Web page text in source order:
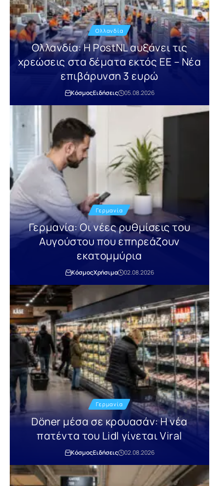
Ολλανδία
Ολλανδία: Η PostNL αυξάνει τις
χρεώσεις στα δέματα εκτός ΕΕ – Νέα
επιβάρυνση 3 ευρώ
ΚόσμοςΕιδήσεις 05.08.2026
Γερμανία
Γερμανία: Οι νέες ρυθμίσεις του
Αυγούστου που επηρεάζουν
εκατομμύρια
ΚόσμοςΧρήσιμα 02.08.2026
Γερμανία
Döner μέσα σε κρουασάν: Η νέα
πατέντα του Lidl γίνεται Viral
ΚόσμοςΕιδήσεις 02.08.2026